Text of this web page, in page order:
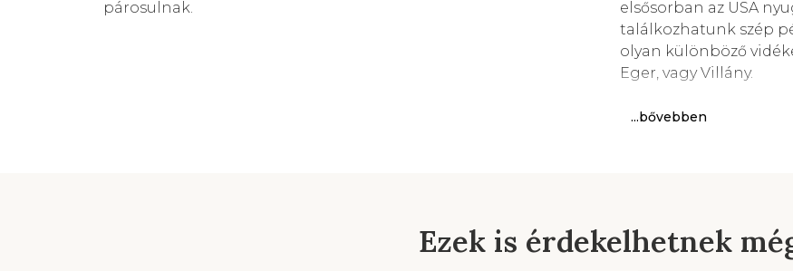
párosulnak.
elsősorban az USA
találkozhatunk szép
olyan különböző
Eger, vagy Villány.
...bővebben
Ezek is érdekelhetnek